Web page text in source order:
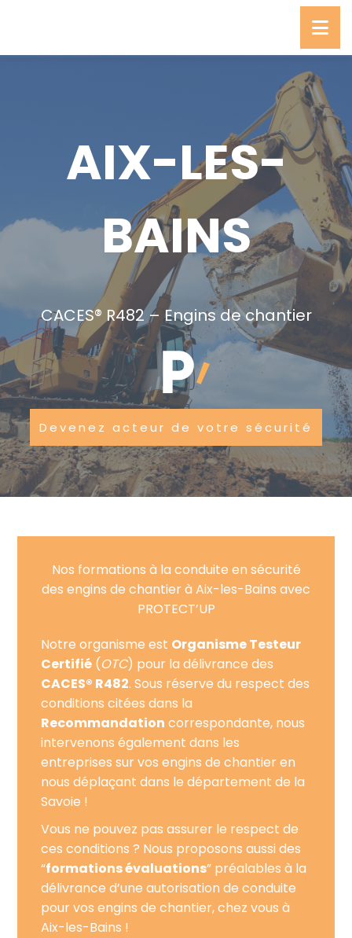
AIX-LES-
BAINS
CACES® R482 – Engins de chantier
Devenez acteur de votre sécurité
Nos formations à la conduite en sécurité
des engins de chantier à Aix-les-Bains avec
PROTECT’UP
Notre organisme est Organisme Testeur
Certifié (OTC) pour la délivrance des
CACES® R482. Sous réserve du respect des
conditions citées dans la
Recommandation correspondante, nous
intervenons également dans les
entreprises sur vos engins de chantier en
nous déplaçant dans le département de la
Savoie !
Vous ne pouvez pas assurer le respect de
ces conditions ? Nous proposons aussi des
“formations évaluations” préalables à la
délivrance d’une autorisation de conduite
pour vos engins de chantier, chez vous à
Aix-les-Bains !